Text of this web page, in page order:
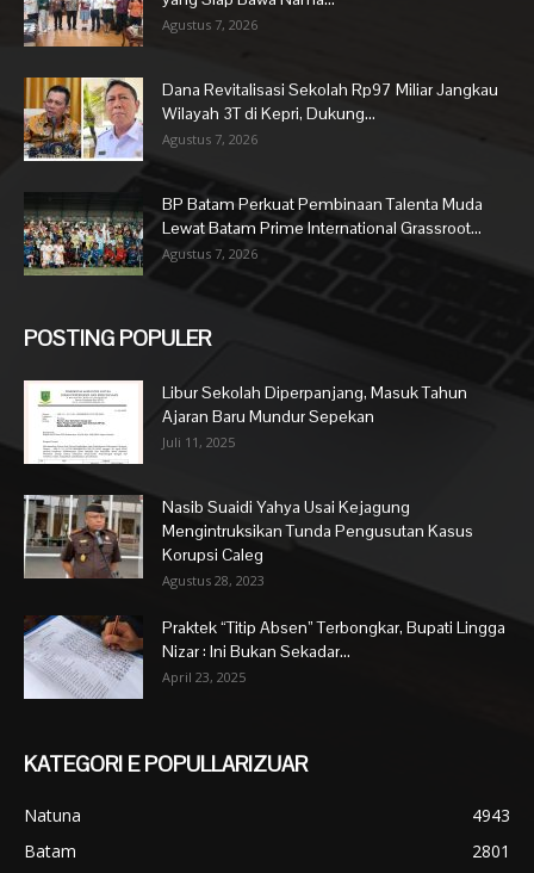
Agustus 7, 2026
Dana Revitalisasi Sekolah Rp97 Miliar Jangkau
Wilayah 3T di Kepri, Dukung...
Agustus 7, 2026
BP Batam Perkuat Pembinaan Talenta Muda
Lewat Batam Prime International Grassroot...
Agustus 7, 2026
POSTING POPULER
Libur Sekolah Diperpanjang, Masuk Tahun
Ajaran Baru Mundur Sepekan
Juli 11, 2025
Nasib Suaidi Yahya Usai Kejagung
Mengintruksikan Tunda Pengusutan Kasus
Korupsi Caleg
Agustus 28, 2023
Praktek “Titip Absen” Terbongkar, Bupati Lingga
Nizar : Ini Bukan Sekadar...
April 23, 2025
KATEGORI E POPULLARIZUAR
Natuna
4943
Batam
2801